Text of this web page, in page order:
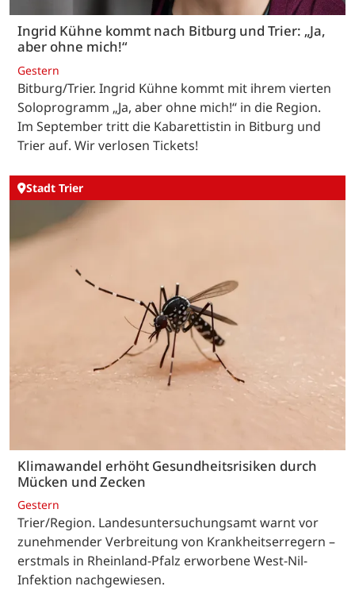
Ingrid Kühne kommt nach Bitburg und Trier: „Ja,
aber ohne mich!“
Gestern
Bitburg/Trier. Ingrid Kühne kommt mit ihrem vierten
Soloprogramm „Ja, aber ohne mich!“ in die Region.
Im September tritt die Kabarettistin in Bitburg und
Trier auf. Wir verlosen Tickets!
Stadt Trier
Klimawandel erhöht Gesundheitsrisiken durch
Mücken und Zecken
Gestern
Trier/Region. Landesuntersuchungsamt warnt vor
zunehmender Verbreitung von Krankheitserregern –
erstmals in Rheinland-Pfalz erworbene West-Nil-
Infektion nachgewiesen.